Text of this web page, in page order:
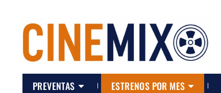
PREVENTAS ESTRENOS POR MES